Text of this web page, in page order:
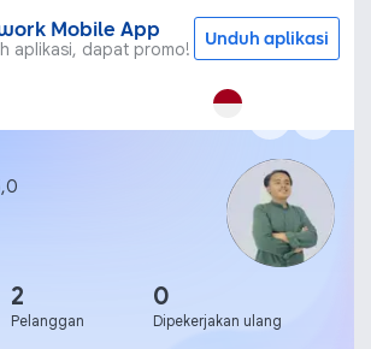
Mobile App
aplikasi, dapat promo! Unduh aplikasi
2
Pelanggan
0
Dipekerjakan ulang